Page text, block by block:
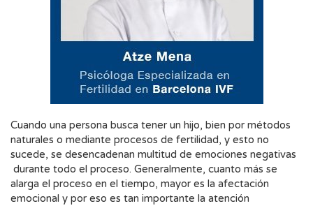
Cuando una persona busca tener un hijo, bien por métodos
naturales o mediante procesos de fertilidad, y esto no
sucede, se desencadenan multitud de emociones negativas
durante todo el proceso. Generalmente, cuanto más se
alarga el proceso en el tiempo, mayor es la afectación
emocional y por eso es tan importante la atención